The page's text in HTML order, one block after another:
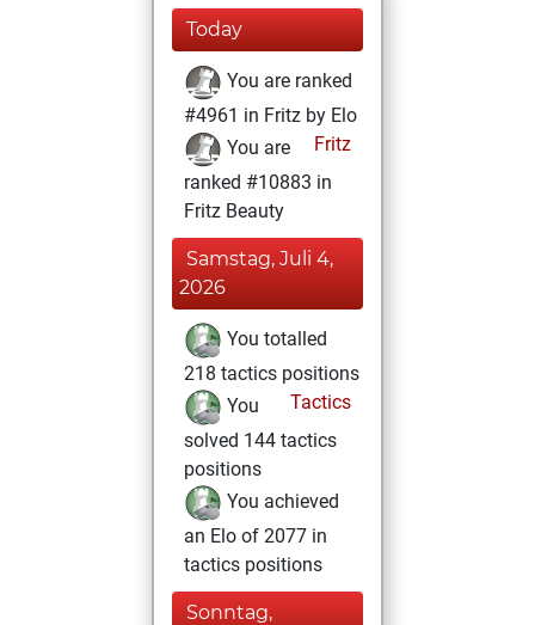
Today
You are ranked
#4961 in Fritz by Elo
Fritz
You are
ranked #10883 in
Fritz Beauty
Samstag, Juli 4,
2026
You totalled
218 tactics positions
Tactics
You
solved 144 tactics
positions
You achieved
an Elo of 2077 in
tactics positions
Sonntag,